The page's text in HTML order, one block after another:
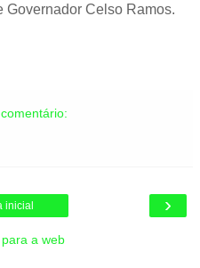
Governador Celso Ramos.
›
inicial
a web